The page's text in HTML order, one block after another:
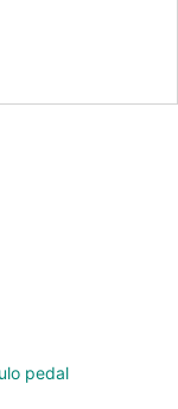
pedal